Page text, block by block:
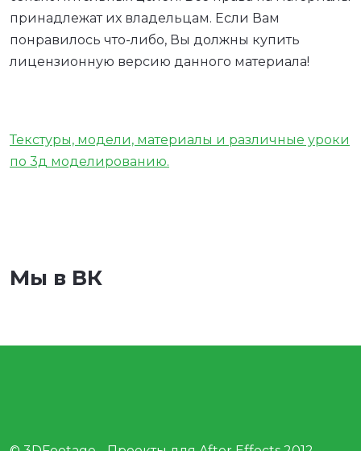
принадлежат их владельцам. Если Вам
понравилось что-либо, Вы должны купить
лицензионную версию данного материала!
Текстуры, модели, материалы и различные уроки
по 3д моделированию.
Мы в ВК